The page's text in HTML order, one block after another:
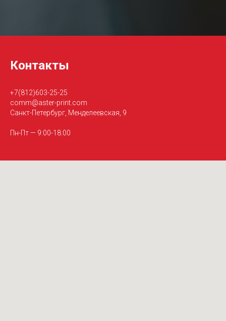
Контакты
+7(812)603-25-25
comm@aster-print.com
Санкт-Петербург, Менделеевская, 9
Пн-Пт — 9:00-18:00